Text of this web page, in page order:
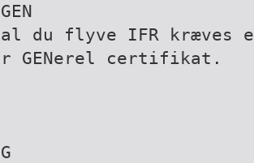
du flyve IFR kræves
GENerel certifikat.